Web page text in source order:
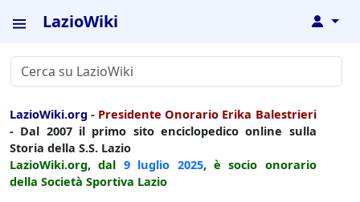
LazioWiki ↓
LazioWiki.org - Presidente Onorario Erika Balestrieri
- Dal 2007 il primo sito enciclopedico online sulla
Storia della S.S. Lazio
LazioWiki.org, dal 9 luglio 2025, è socio onorario
della Società Sportiva Lazio